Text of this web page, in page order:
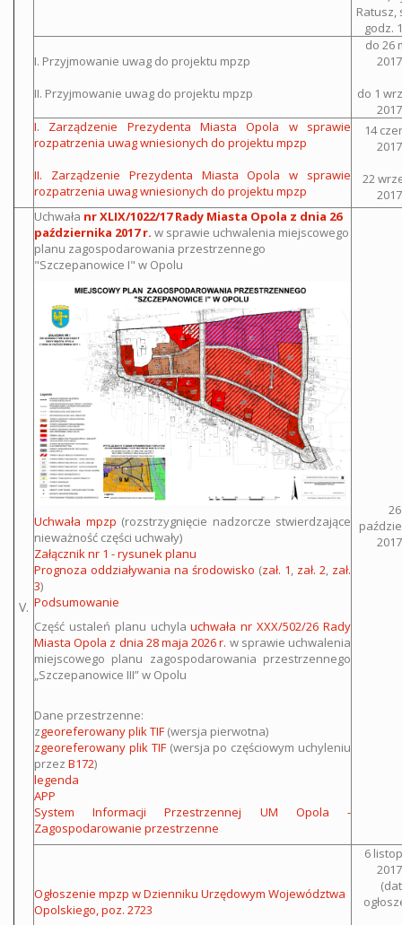
Ratusz,
godz.
I. Przyjmowanie uwag do projektu mpzp
II. Przyjmowanie uwag do projektu mpzp
do 26
do 1
I. Zarządzenie Prezydenta Miasta Opola w sprawie
rozpatrzenia uwag wniesionych do projektu mpzp
II. Zarządzenie Prezydenta Miasta Opola w sprawie
rozpatrzenia uwag wniesionych do projektu mpzp
14
22
V.
Uchwała nr XLIX/1022/17 Rady Miasta Opola z dnia 26
października 2017 r. w sprawie uchwalenia miejscowego
planu zagospodarowania przestrzennego
"Szczepanowice I" w Opolu
Uchwała mpzp (rozstrzygnięcie nadzorcze stwierdzające
nieważność części uchwały)
Załącznik nr 1 - rysunek planu
Prognoza oddziaływania na środowisko (zał. 1, zał. 2, zał.
3)
Podsumowanie
Część ustaleń planu uchylauchwała nr XXX/502/26 Rady
Miasta Opola z dnia 28 maja 2026 r. w sprawie uchwalenia
miejscowego planu zagospodarowania przestrzennego
„Szczepanowice III” w Opolu
Dane przestrzenne:
zgeoreferowany plik TIF (wersja pierwotna)
zgeoreferowany plik TIF(wersja po częściowym uchyleniu
przez B172)
legenda
APP
System Informacji Przestrzennej UM Opola -
Zagospodarowanie przestrzenne
26
Ogłoszenie mpzp w Dzienniku Urzędowym Województwa
Opolskiego, poz. 2723
6